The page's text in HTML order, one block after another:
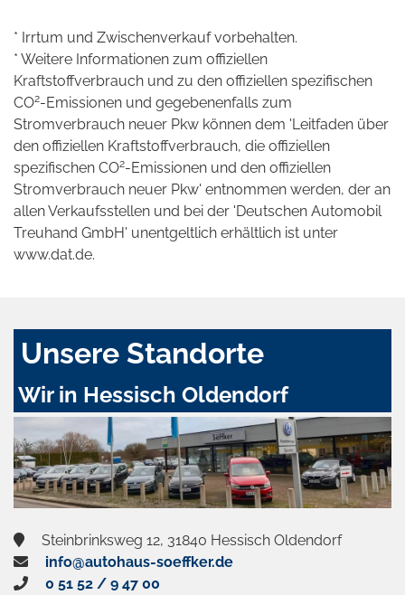
* Irrtum und Zwischenverkauf vorbehalten.
* Weitere Informationen zum offiziellen
Kraftstoffverbrauch und zu den offiziellen spezifischen
CO2-Emissionen und gegebenenfalls zum
Stromverbrauch neuer Pkw können dem 'Leitfaden über
den offiziellen Kraftstoffverbrauch, die offiziellen
spezifischen CO2-Emissionen und den offiziellen
Stromverbrauch neuer Pkw' entnommen werden, der an
allen Verkaufsstellen und bei der 'Deutschen Automobil
Treuhand GmbH' unentgeltlich erhältlich ist unter
www.dat.de.
Unsere Standorte
Wir in Hessisch Oldendorf
Steinbrinksweg 12, 31840 Hessisch Oldendorf
info@autohaus-soeffker.de
0 51 52 / 9 47 00